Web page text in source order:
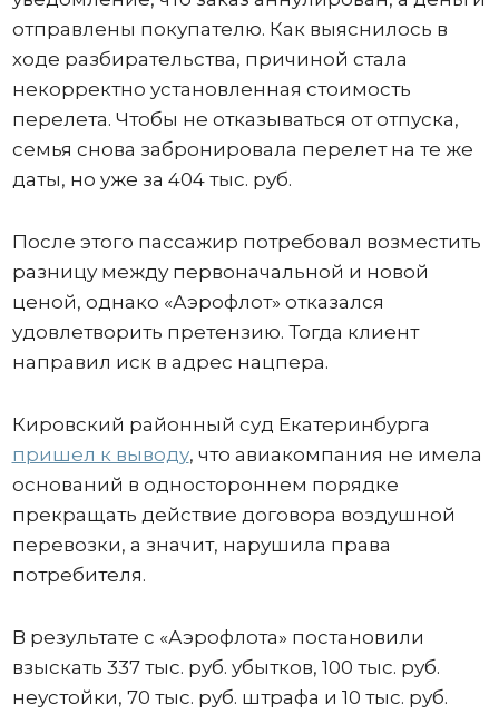
отправлены покупателю. Как выяснилось в
ходе разбирательства, причиной стала
некорректно установленная стоимость
перелета. Чтобы не отказываться от отпуска,
семья снова забронировала перелет на те же
даты, но уже за 404 тыс. руб.
После этого пассажир потребовал возместить
разницу между первоначальной и новой
ценой, однако «Аэрофлот» отказался
удовлетворить претензию. Тогда клиент
направил иск в адрес нацпера.
Кировский районный суд Екатеринбурга
пришел к выводу, что авиакомпания не имела
оснований в одностороннем порядке
прекращать действие договора воздушной
перевозки, а значит, нарушила права
потребителя.
В результате с «Аэрофлота» постановили
взыскать 337 тыс. руб. убытков, 100 тыс. руб.
неустойки, 70 тыс. руб. штрафа и 10 тыс. руб.